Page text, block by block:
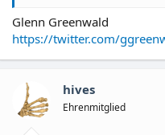
Glenn Greenwald
https://twitter.com/
hives
Ehrenmitglied